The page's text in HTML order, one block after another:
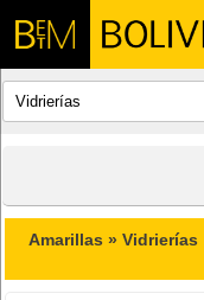
Amarillas »Vidrierías